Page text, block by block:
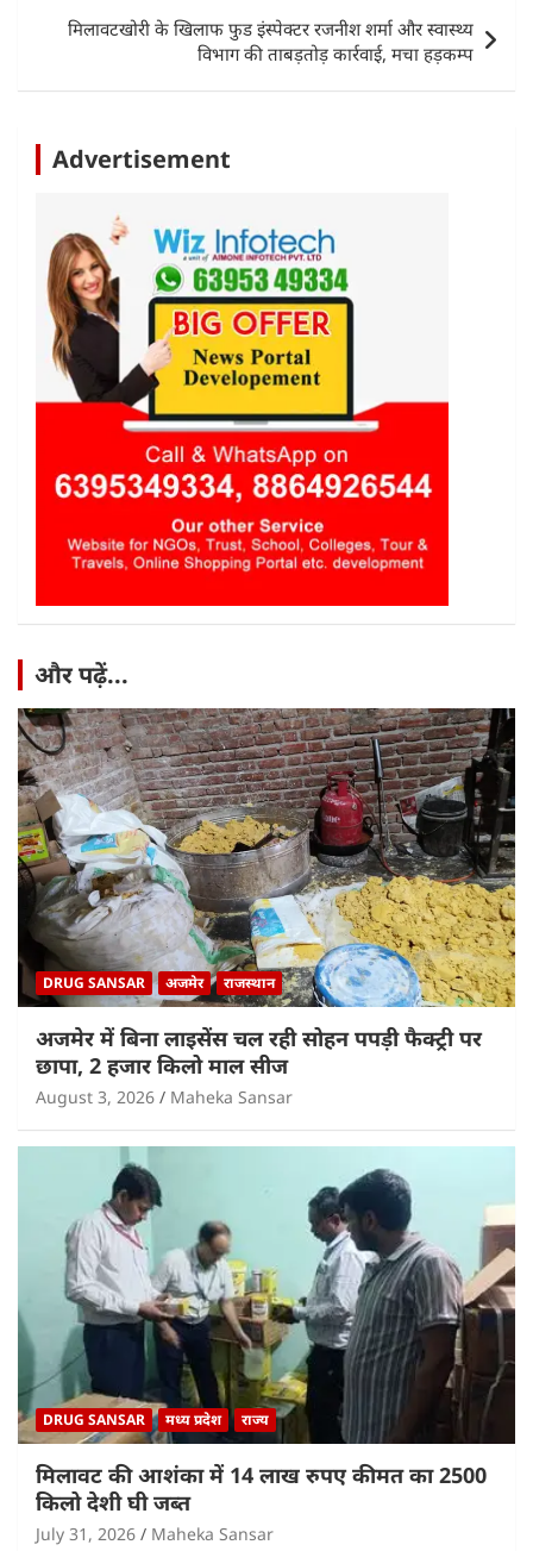
p o
मिलावटखोरी के खिलाफ फुड इंस्पेक्टर रजनीश शर्मा और स्वास्थ्य
विभाग की ताबड़तोड़ कार्रवाई, मचा हड़कम्प
Advertisement
और पढ़ें...
DRUG SANSAR अजमेर राजस्थान
अजमेर में बिना लाइसेंस चल रही सोहन पपड़ी फैक्ट्री पर
छापा, 2 हजार किलो माल सीज
August 3, 2026 Maheka Sansar
DRUG SANSAR मध्य प्रदेश राज्य
मिलावट की आशंका में 14 लाख रुपए कीमत का 2500
किलो देशी घी जब्त
July 31, 2026 Maheka Sansar